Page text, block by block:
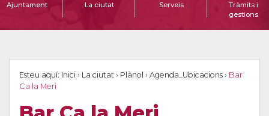
Ajuntament La ciutat Serveis
Tràmits i
gestions
Esteu aquí: Inici › La ciutat › Plànol › Agenda_Ubicacions › Bar
Ca la Meri